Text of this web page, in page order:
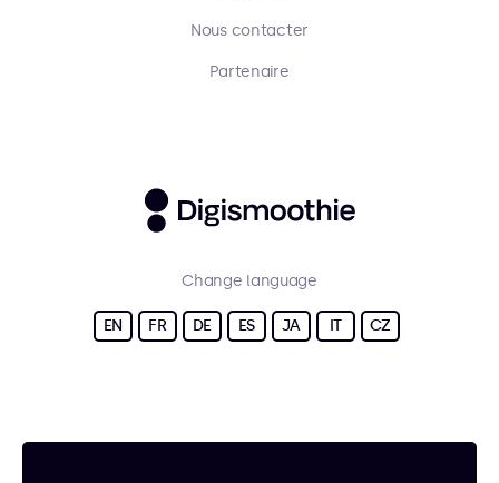
Nous contacter
Partenaire
Change language
EN FR DE ES JA IT CZ